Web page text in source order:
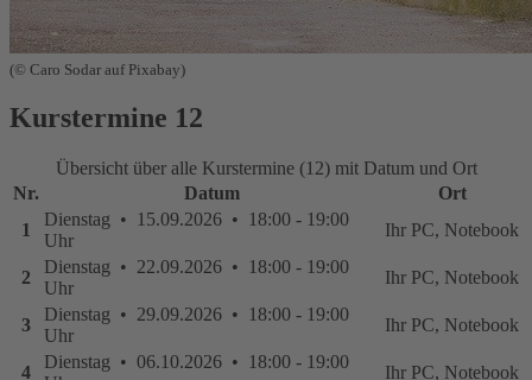
(© Caro Sodar auf Pixabay)
Kurstermine 12
Übersicht über alle Kurstermine (12) mit Datum und Ort
Nr.
Datum
Ort
1
Dienstag • 15.09.2026 • 18:00 - 19:00
Uhr
Ihr PC, Notebook
2
Dienstag • 22.09.2026 • 18:00 - 19:00
Uhr
Ihr PC, Notebook
3
Dienstag • 29.09.2026 • 18:00 - 19:00
Uhr
Ihr PC, Notebook
4
Dienstag • 06.10.2026 • 18:00 - 19:00
Ihr PC, Notebook